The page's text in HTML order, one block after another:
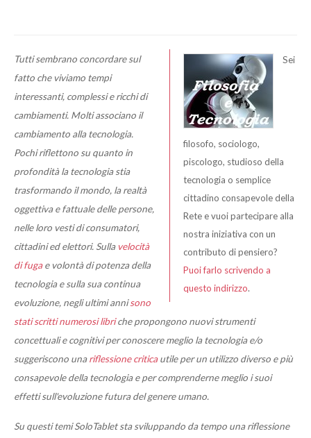
Sei
filosofo, sociologo,
piscologo, studioso della
tecnologia o semplice
cittadino consapevole della
Rete e vuoi partecipare alla
nostra iniziativa con un
contributo di pensiero?
Puoi farlo scrivendo a
questo indirizzo.
Tutti sembrano concordare sul
fatto che viviamo tempi
interessanti, complessi e ricchi di
cambiamenti. Molti associano il
cambiamento alla tecnologia.
Pochi riflettono su quanto in
profondità la tecnologia stia
trasformando il mondo, la realtà
oggettiva e fattuale delle persone,
nelle loro vesti di consumatori,
cittadini ed elettori. Sulla velocità
di fugae volontà di potenza della
tecnologia e sulla sua continua
evoluzione, negli ultimi annisono
stati scritti numerosi libriche propongono nuovi strumenti
concettuali e cognitivi per conoscere meglio la tecnologia e/o
suggeriscono unariflessione criticautile per un utilizzo diverso e più
consapevole della tecnologia e per comprenderne meglio i suoi
effetti sull'evoluzione futura del genere umano.
Su questi temi SoloTablet sta sviluppando da tempo una riflessione